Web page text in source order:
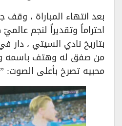
بعد انتهاء المباراة ،
احتراماً وتقديراً لنجم
بتاريخ نادي السيتي ، دار
من صفق له وهتف باسمه
محبيه تصرخ بأعلى الصوت: ”